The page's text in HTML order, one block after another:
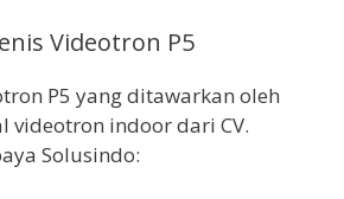
Videotron P5
P5 yang ditawarkan oleh
videotron indoor dari CV.
Solusindo: